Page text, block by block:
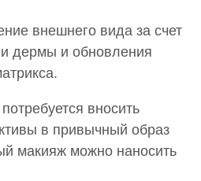
внешнего вида за счет
дермы и обновления
вносить
в привычный образ
макияж можно наносить